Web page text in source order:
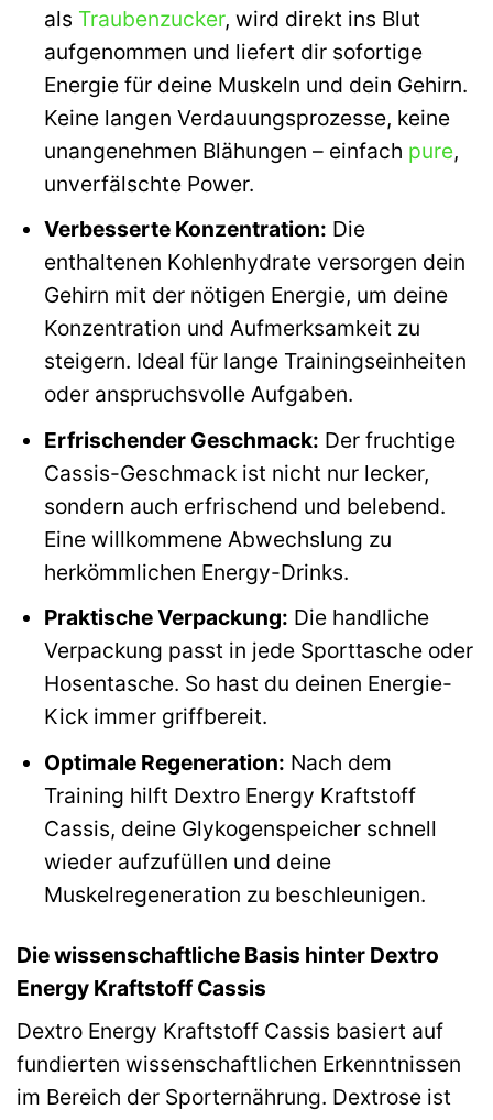
als Traubenzucker, wird direkt ins Blut
aufgenommen und liefert dir sofortige
Energie für deine Muskeln und dein Gehirn.
Keine langen Verdauungsprozesse, keine
unangenehmen Blähungen – einfach pure,
unverfälschte Power.
Verbesserte Konzentration: Die
enthaltenen Kohlenhydrate versorgen dein
Gehirn mit der nötigen Energie, um deine
Konzentration und Aufmerksamkeit zu
steigern. Ideal für lange Trainingseinheiten
oder anspruchsvolle Aufgaben.
Erfrischender Geschmack: Der fruchtige
Cassis-Geschmack ist nicht nur lecker,
sondern auch erfrischend und belebend.
Eine willkommene Abwechslung zu
herkömmlichen Energy-Drinks.
Praktische Verpackung: Die handliche
Verpackung passt in jede Sporttasche oder
Hosentasche. So hast du deinen Energie-
Kick immer griffbereit.
Optimale Regeneration: Nach dem
Training hilft Dextro Energy Kraftstoff
Cassis, deine Glykogenspeicher schnell
wieder aufzufüllen und deine
Muskelregeneration zu beschleunigen.
Die wissenschaftliche Basis hinter Dextro
Energy Kraftstoff Cassis
Dextro Energy Kraftstoff Cassis basiert auf
fundierten wissenschaftlichen Erkenntnissen
im Bereich der Sporternährung. Dextrose ist